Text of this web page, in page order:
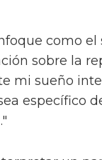
como el
sobre la
mi sueño
específico